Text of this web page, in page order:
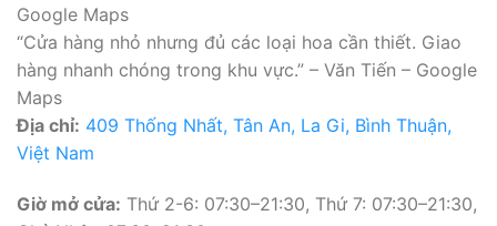
Google Maps
“Cửa hàng nhỏ nhưng đủ các loại hoa cần thiết. Giao
hàng nhanh chóng trong khu vực.” – Văn Tiến – Google
Maps
Địa chỉ: 409 Thống Nhất, Tân An, La Gi, Bình Thuận,
Việt Nam
Giờ mở cửa: Thứ 2-6: 07:30–21:30, Thứ 7: 07:30–21:30,